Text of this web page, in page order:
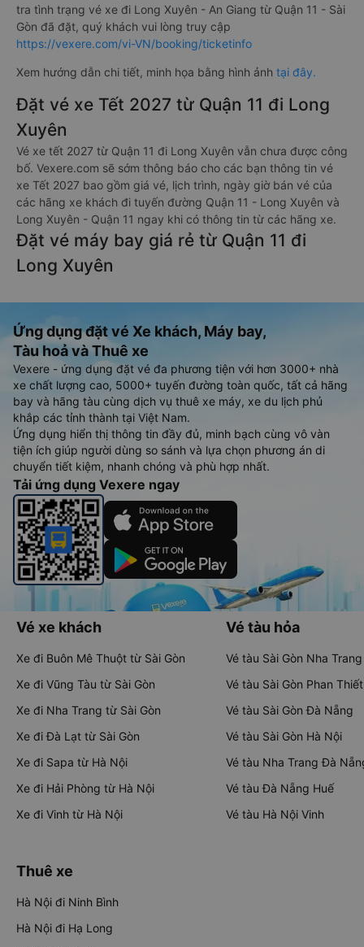
tra tình trạng vé xe đi Long Xuyên - An Giang từ Quận 11 - Sài
Gòn đã đặt, quý khách vui lòng truy cập
https://vexere.com/vi-VN/booking/ticketinfo
Xem hướng dẫn chi tiết, minh họa bằng hình ảnh tại đây.
Đặt vé xe Tết 2027 từ Quận 11 đi Long
Xuyên
Vé xe tết 2027 từ Quận 11 đi Long Xuyên vẫn chưa được công
bố. Vexere.com sẽ sớm thông báo cho các bạn thông tin vé
xe Tết 2027 bao gồm giá vé, lịch trình, ngày giờ bán vé của
các hãng xe khách đi tuyến đường Quận 11 - Long Xuyên và
Long Xuyên - Quận 11 ngay khi có thông tin từ các hãng xe.
Đặt vé máy bay giá rẻ từ Quận 11 đi
Long Xuyên
Ứng dụng đặt vé Xe khách, Máy bay,
Tàu hoả và Thuê xe
Vexere - ứng dụng đặt vé đa phương tiện với hơn 3000+ nhà
xe chất lượng cao, 5000+ tuyến đường toàn quốc, tất cả hãng
bay và hãng tàu cùng dịch vụ thuê xe máy, xe du lịch phủ
khắp các tỉnh thành tại Việt Nam.
Ứng dụng hiển thị thông tin đầy đủ, minh bạch cùng vô vàn
tiện ích giúp người dùng so sánh và lựa chọn phương án di
chuyển tiết kiệm, nhanh chóng và phù hợp nhất.
Tải ứng dụng Vexere ngay
Vé xe khách
Xe đi Buôn Mê Thuột từ Sài Gòn
Xe đi Vũng Tàu từ Sài Gòn
Xe đi Nha Trang từ Sài Gòn
Xe đi Đà Lạt từ Sài Gòn
Xe đi Sapa từ Hà Nội
Xe đi Hải Phòng từ Hà Nội
Xe đi Vinh từ Hà Nội
Vé tàu hỏa
Vé tàu Sài Gòn Nha Trang
Vé tàu Sài Gòn Phan Thiết
Vé tàu Sài Gòn Đà Nẵng
Vé tàu Sài Gòn Hà Nội
Vé tàu Nha Trang Đà
Vé tàu Đà Nẵng Huế
Vé tàu Hà Nội Vinh
Thuê xe
Hà Nội đi Ninh Bình
Hà Nội đi Hạ Long